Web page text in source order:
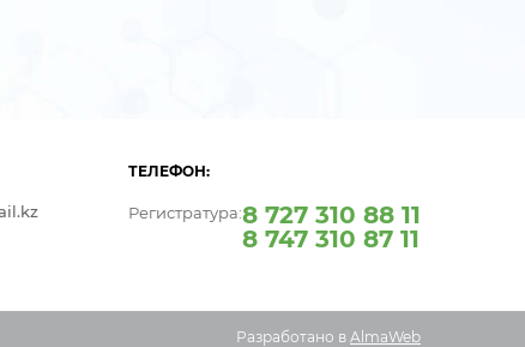
ТЕЛЕФОН:
Регистратура:8 727 310 88 11
8 747 310 87 11
Разработано в AlmaWeb